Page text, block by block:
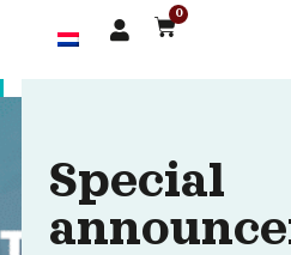
0
Special